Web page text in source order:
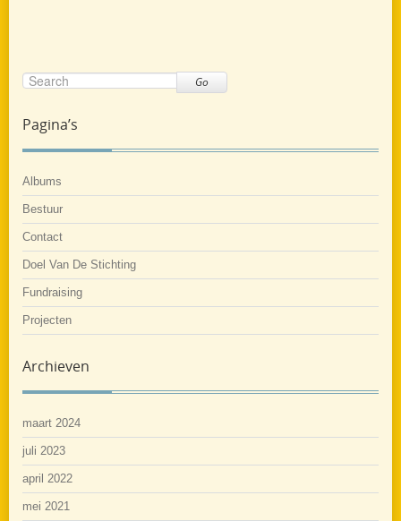
Go
Pagina’s
Albums
Bestuur
Contact
Doel Van De Stichting
Fundraising
Projecten
Archieven
maart 2024
juli 2023
april 2022
mei 2021